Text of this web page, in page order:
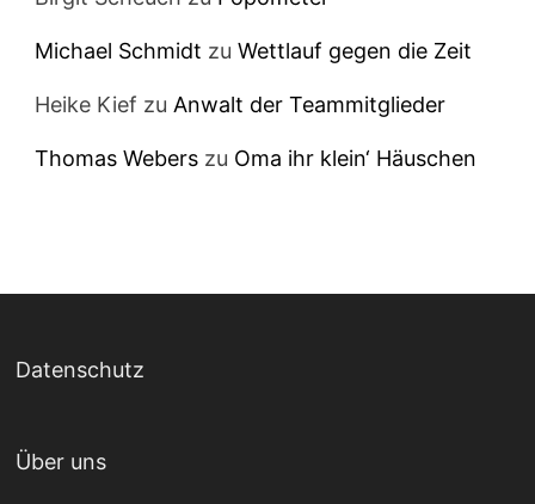
Michael Schmidt zuWettlauf gegen die Zeit
Heike Kief zuAnwalt der Teammitglieder
Thomas Webers zu Oma ihr klein‘ Häuschen
Datenschutz
Über uns